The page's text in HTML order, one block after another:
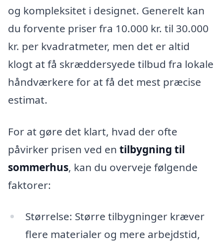
og kompleksitet i designet. Generelt kan
du forvente priser fra 10.000 kr. til 30.000
kr. per kvadratmeter, men det er altid
klogt at få skræddersyede tilbud fra lokale
håndværkere for at få det mest præcise
estimat.
For at gøre det klart, hvad der ofte
påvirker prisen ved en tilbygning til
sommerhus, kan du overveje følgende
faktorer:
Størrelse: Større tilbygninger kræver
flere materialer og mere arbejdstid,